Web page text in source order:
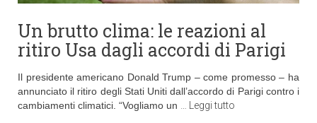
Un brutto clima: le reazioni al
ritiro Usa dagli accordi di Parigi
Il presidente americano Donald Trump – come promesso – ha
annunciato il ritiro degli Stati Uniti dall’accordo di Parigi contro i
cambiamenti climatici. “Vogliamo un
Leggi tutto